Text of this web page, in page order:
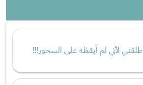
طلقني لأني لم أيقظه على السحور!!!